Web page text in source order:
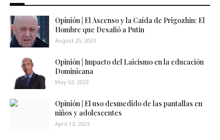
Opinión | El Ascenso y la Caída de Prigozhin: El
Hombre que Desafió a Putin
August 25, 2023
Opinión | Impacto del Laicismo en la educación
Dominicana
May 02, 2023
Opinión | El uso desmedido de las pantallas en
niños y adolescentes
April 13, 2023